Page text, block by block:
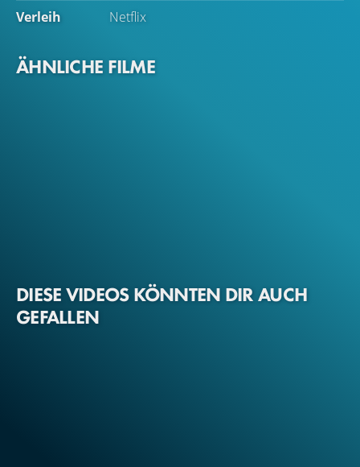
Verleih
Netflix
ÄHNLICHE FILME
DIESE VIDEOS KÖNNTEN DIR AUCH
GEFALLEN